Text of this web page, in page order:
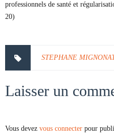
professionnels de santé et
20)
STEPHANE
Laisser un
Vous devez vous connecter pour